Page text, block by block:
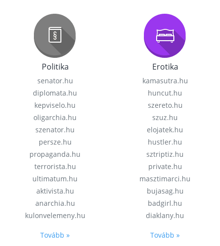
Politika
senator.hu
diplomata.hu
kepviselo.hu
oligarchia.hu
szenator.hu
persze.hu
propaganda.hu
terrorista.hu
ultimatum.hu
aktivista.hu
anarchia.hu
kulonvelemeny.hu
Tovább »
Erotika
kamasutra.hu
huncut.hu
szereto.hu
szuz.hu
elojatek.hu
hustler.hu
sztriptiz.hu
private.hu
masztimarci.hu
bujasag.hu
badgirl.hu
diaklany.hu
Tovább »